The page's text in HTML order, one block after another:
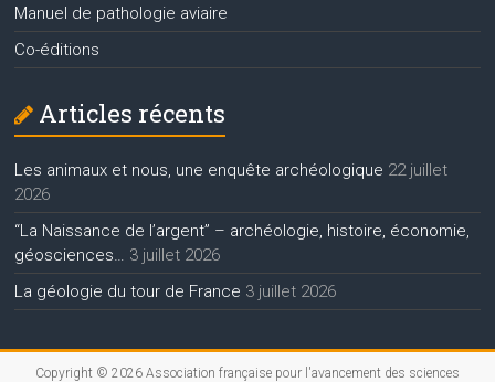
Manuel de pathologie aviaire
Co-éditions
Articles récents
Les animaux et nous, une enquête archéologique 22 juillet
2026
“La Naissance de l’argent” – archéologie, histoire, économie,
géosciences… 3 juillet 2026
La géologie du tour de France 3 juillet 2026
Copyright © 2026 Association française pour l'avancement des sciences